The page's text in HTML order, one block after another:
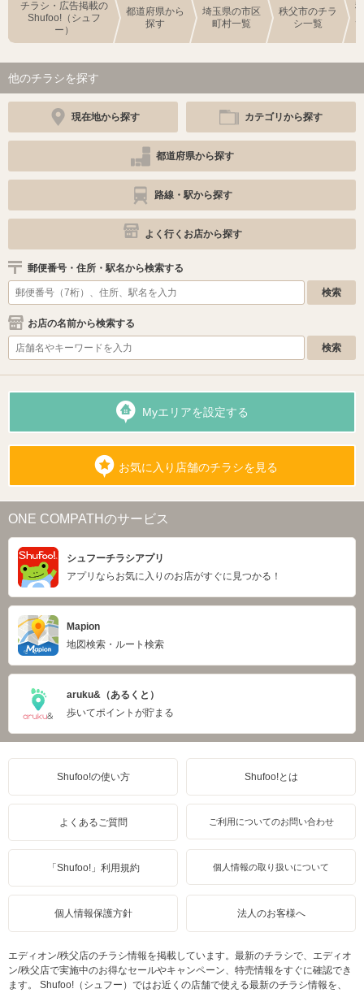
チラシ・広告掲載の
Shufoo!（シュフ
ー）
都道府県から
探す
埼玉県の市区
町村一覧
秩父市のチラ
シ一覧
他のチラシを探す
現在地から探す カテゴリから探す
都道府県から探す
路線・駅から探す
よく行くお店から探す
郵便番号・住所・駅名から検索する
お店の名前から検索する
Myエリアを設定する
お気に入り店舗のチラシを見る
ONE COMPATHのサービス
シュフーチラシアプリ
アプリならお気に入りのお店がすぐに見つかる！
Mapion
地図検索・ルート検索
aruku&（あるくと）
歩いてポイントが貯まる
Shufoo!の使い方 Shufoo!とは
よくあるご質問 ご利用についてのお問い合わせ
「Shufoo!」利用規約 個人情報の取り扱いについて
個人情報保護方針 法人のお客様へ
エディオン/秩父店のチラシ情報を掲載しています。最新のチラシで、エディオ
ン/秩父店で実施中のお得なセールやキャンペーン、特売情報をすぐに確認でき
ます。 Shufoo!（シュフー）ではお近くの店舗で使える最新のチラシ情報を、